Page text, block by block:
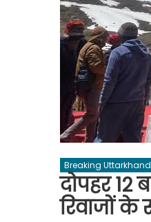
Breaking Uttarkhand
दोपहर 12
रिवाजों